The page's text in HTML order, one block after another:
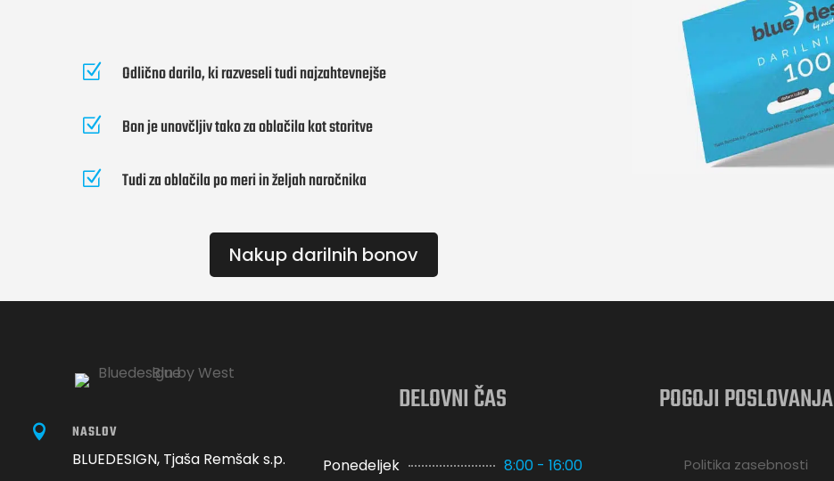
Z Odlično darilo, ki razveseli tudi najzahtevnejše
Z Bon je unovčljiv tako za oblačila kot storitve
Z Tudi za oblačila po meri in željah naročnika
Nakup darilnih bonov

NASLOV
BLUEDESIGN, Tjaša Remšak s.p.
DELOVNI ČAS
Ponedeljek 8:00 - 16:00
POGOJI POSLOVANJA
Politika zasebnosti